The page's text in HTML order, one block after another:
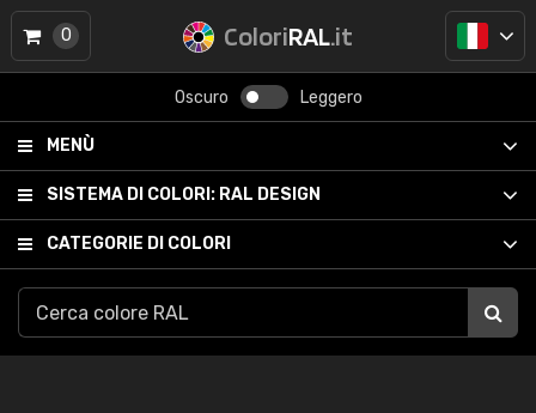
ColoriRAL.it
Oscuro Leggero
MENÙ
SISTEMA DI COLORI: RAL DESIGN
CATEGORIE DI COLORI
0